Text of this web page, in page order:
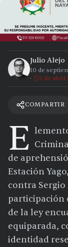
Julio Alejo
10 de
5 de abril
COMPARTIR
E
de
Estación
contra Sergio
participación
de la ley
equiparada,
identidad